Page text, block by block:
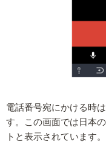
電話番号宛にかける時
す。この画面では日本
トと表示されています。